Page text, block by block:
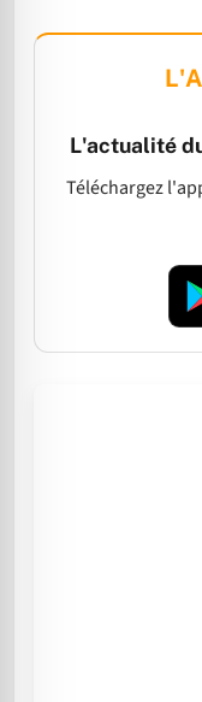
L'actualité
Téléchargez